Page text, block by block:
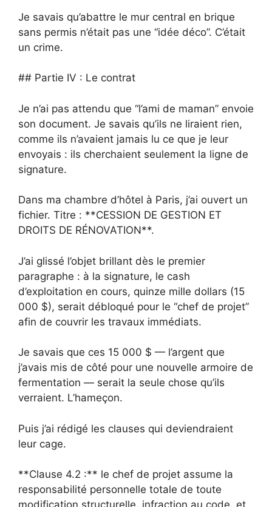
Je savais qu’abattre le mur central en brique
sans permis n’était pas une “idée déco”. C’était
un crime.
## Partie IV : Le contrat
Je n’ai pas attendu que “l’ami de maman” envoie
son document. Je savais qu’ils ne liraient rien,
comme ils n’avaient jamais lu ce que je leur
envoyais : ils cherchaient seulement la ligne de
signature.
Dans ma chambre d’hôtel à Paris, j’ai ouvert un
fichier. Titre : **CESSION DE GESTION ET
DROITS DE RÉNOVATION**.
J’ai glissé l’objet brillant dès le premier
paragraphe : à la signature, le cash
d’exploitation en cours, quinze mille dollars (15
000 $), serait débloqué pour le “chef de projet”
afin de couvrir les travaux immédiats.
Je savais que ces 15 000 $ — l’argent que
j’avais mis de côté pour une nouvelle armoire de
fermentation — serait la seule chose qu’ils
verraient. L’hameçon.
Puis j’ai rédigé les clauses qui deviendraient
leur cage.
**Clause 4.2 :** le chef de projet assume la
responsabilité personnelle totale de toute